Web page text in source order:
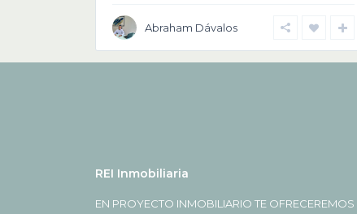
Abraham Dávalos
REI Inmobiliaria
EN PROYECTO INMOBILIARIO TE